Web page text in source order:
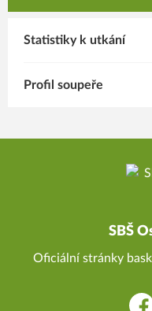
Statistiky k utkání
Profil soupeře
SBŠ
Oficiální stránky